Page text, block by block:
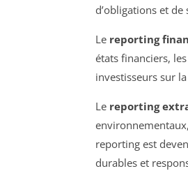
d’obligations et
Le reporting
états financiers,
investisseurs sur
Le reporting
reporting est
durables et